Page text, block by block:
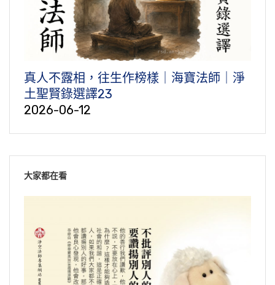
真人不露相，往生作榜樣｜海寶法師｜淨
土聖賢錄選譯23
2026-06-12
大家都在看